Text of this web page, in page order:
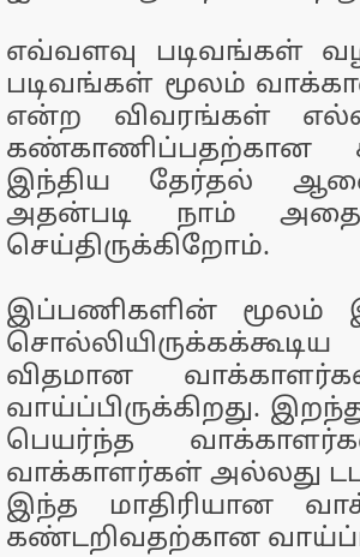
எவ்வளவு படிவங்கள்
படிவங்கள் மூலம்
என்ற விவரங்கள்
கண்காணிப்பதற்கான
இந்திய தேர்தல்
அதன்படி நாம் அதை
செய்திருக்கிறோம்.
இப்பணிகளின்
விதமான
வாய்ப்பிருக்கிறது.
பெயர்ந்த
வாக்காளர்கள் அல்லது
இந்த மாதிரியான
கண்டறிவதற்கான